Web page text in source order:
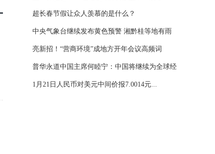
超长春节假让众人羡慕的是什么？
中央气象台继续发布黄色预警 湘黔桂等地有雨
雪...
亮新招！“营商环境”成地方开年会议高频词
普华永道中国主席何睦宁：中国将继续为全球经
济...
1月21日人民币对美元中间价报7.0014元...